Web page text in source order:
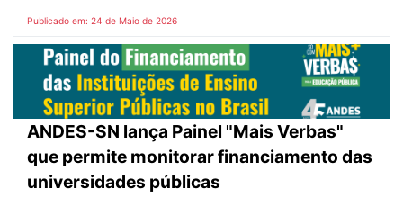
Publicado em: 24 de Maio de 2026
ANDES-SN lança Painel "Mais Verbas"
que permite monitorar financiamento das
universidades públicas